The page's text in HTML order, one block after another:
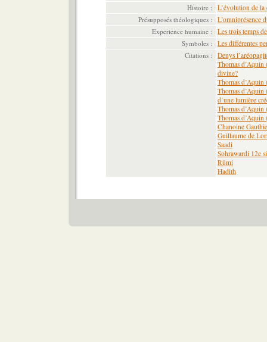
Histoire :
L’évolution de la
Présupposés théologiques :
L’omniprésence
Experience humaine :
Les trois temps
Symboles :
Les différentes
Citations :
Denys
Thomas d’Aquin
divine?
Thomas d’Aquin
Thomas
d’une lumière
Thomas d’Aquin
Thomas
Chanoine
Guillaume de
Saadi
Sohrawardi 12e
Rûmi
Hadith